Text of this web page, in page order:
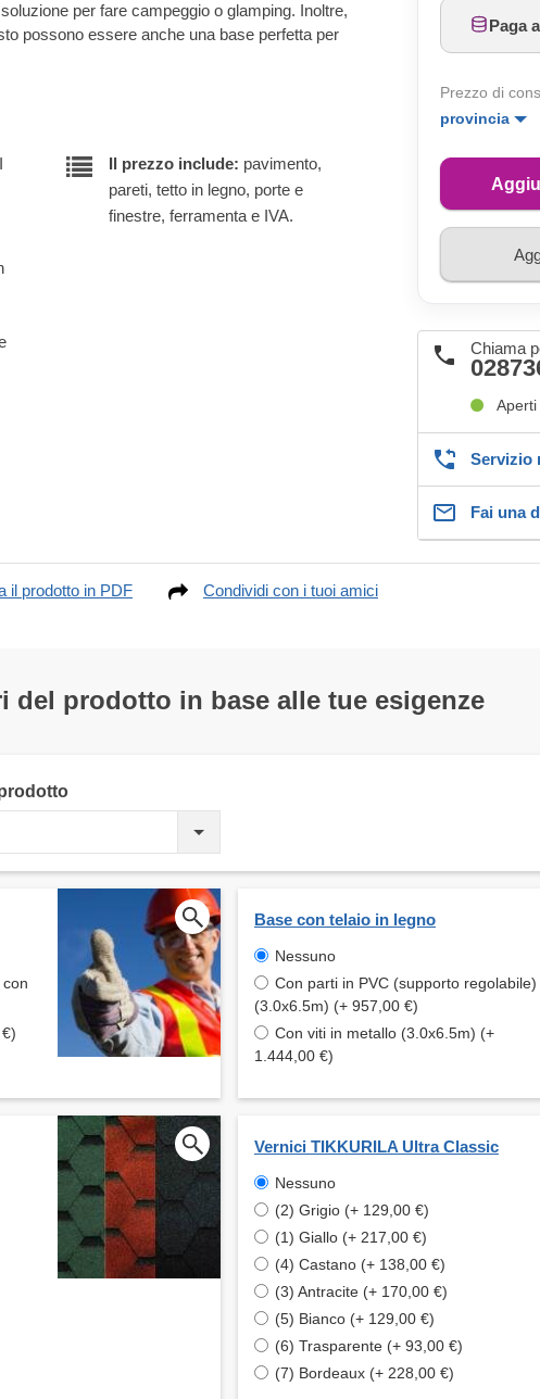
per fare campeggio o glamping. Inoltre,
possono essere anche una base perfetta per
I
Il prezzo include: pavimento,
pareti, tetto in legno, porte e
finestre, ferramenta e IVA.
Paga
Prezzo di
provincia
Chiama
Aperti
Servizio
Fai una
il prodotto in PDF Condividi con i tuoi amici
del prodotto in base alle tue esigenze
Base con telaio in legno
Nessuno
Con parti in PVC (supporto regolabile)
(3.0x6.5m) (+ 957,00 €)
Con viti in metallo (3.0x6.5m) (+
1.444,00 €)
Vernici TIKKURILA Ultra Classic
Nessuno
(2) Grigio (+ 129,00 €)
(1) Giallo (+ 217,00 €)
(4) Castano (+ 138,00 €)
(3) Antracite (+ 170,00 €)
(5) Bianco (+ 129,00 €)
(6) Trasparente (+ 93,00 €)
(7) Bordeaux (+ 228,00 €)